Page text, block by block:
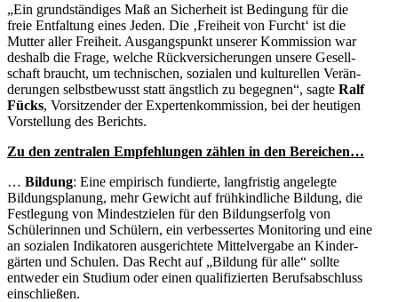
„Ein grund­stän­diges Maß an Sicherheit ist Bedingung für die
freie Entfaltung eines Jeden. Die ‚Freiheit von Furcht‘ ist die
Mutter aller Freiheit. Ausgangs­punkt unserer Kommission war
deshalb die Frage, welche Rückver­si­che­rungen unsere Gesell­
schaft braucht, um techni­schen, sozialen und kultu­rellen Verän­
de­rungen selbst­be­wusst statt ängstlich zu begegnen“, sagte Ralf
Fücks, Vorsit­zender der Exper­ten­kom­mission, bei der heutigen
Vorstellung des Berichts.
Zu den zentralen Empfeh­lungen zählen in den Bereichen…
… Bildung: Eine empirisch fundierte, langfristig angelegte
Bildungs­planung, mehr Gewicht auf frühkind­liche Bildung, die
Festlegung von Mindest­zielen für den Bildungs­erfolg von
Schüle­rinnen und Schülern, ein verbes­sertes Monitoring und eine
an sozialen Indika­toren ausge­richtete Mittel­vergabe an Kinder­
gärten und Schulen. Das Recht auf „Bildung für alle“ sollte
entweder ein Studium oder einen quali­fi­zierten Berufs­ab­schluss
einschließen.